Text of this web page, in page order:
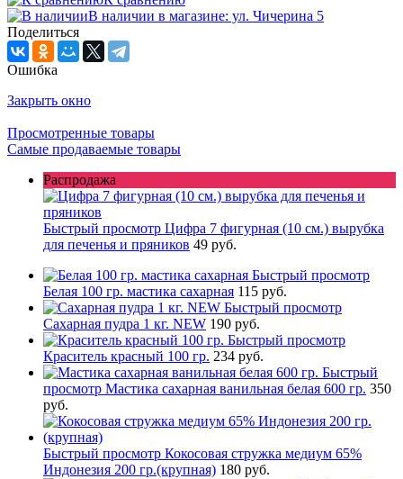
В наличии в магазине: ул. Чичерина 5
Поделиться
Ошибка
Закрыть окно
Просмотренные товары
Самые продаваемые товары
Распродажа
Быстрый просмотр Цифра 7 фигурная (10 см.) вырубка
для печенья и пряников 49 руб.
Быстрый просмотр
Белая 100 гр. мастика сахарная 115 руб.
Быстрый просмотр
Сахарная пудра 1 кг. NEW 190 руб.
Быстрый просмотр
Краситель красный 100 гр. 234 руб.
Быстрый
просмотр Мастика сахарная ванильная белая 600 гр. 350
руб.
Быстрый просмотр Кокосовая стружка медиум 65%
Индонезия 200 гр.(крупная) 180 руб.